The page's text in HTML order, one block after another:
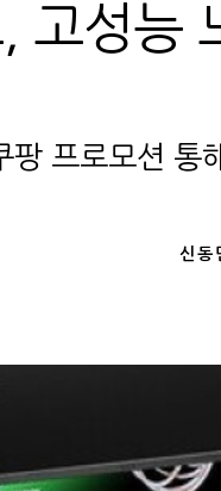
고성능
팡 프로모션
신동